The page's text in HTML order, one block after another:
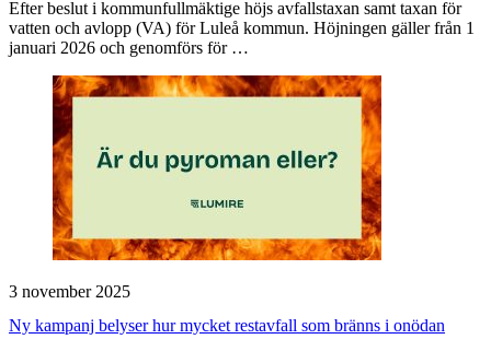
Efter beslut i kommunfullmäktige höjs avfallstaxan samt taxan för
vatten och avlopp (VA) för Luleå kommun. Höjningen gäller från 1
januari 2026 och genomförs för …
3 november 2025
Ny kampanj belyser hur mycket restavfall som bränns i onödan